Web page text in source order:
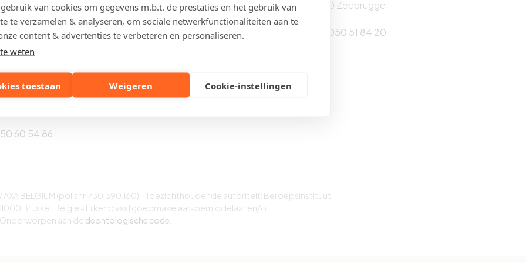
Heist
61 23 73
8301 Knokke-Heist
Tel: 050 51 07 01
8380 Zeebrugge
Tel: 050 51 84 20
129
60 54 86
AXA BELGIUM (polisnr. 730.390.160) - Toezichthoudende autoriteit: Beroepsinstituut
1000 Brussel, België - Erkend vastgoedmakelaar-bemiddelaar en/of
aan de deontologische code
van cookies om gegevens m.b.t. de prestaties en het gebruik van
te verzamelen & analyseren, om sociale netwerkfunctionaliteiten aan te
content & advertenties te verbeteren en personaliseren.
weten
toestaan Weigeren Cookie-instellingen